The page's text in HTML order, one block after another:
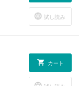
試し読み
カート